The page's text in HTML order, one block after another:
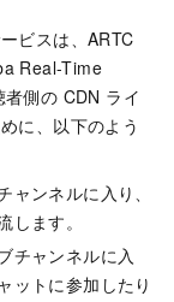
ビスは、ARTC
Real-Time
側の CDN ライ
に、以下のよう
ンネルに入り、
ます。
チャンネルに入
ットに参加したり